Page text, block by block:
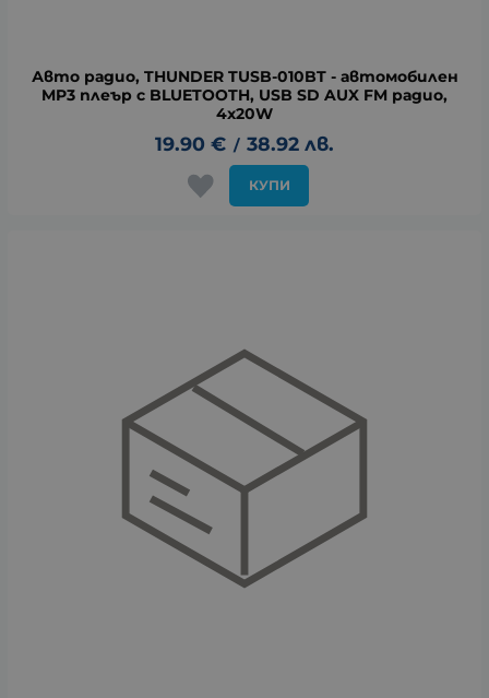
Авто радио, THUNDER TUSB-010BT - автомобилен
MP3 плеър с BLUETOOTH, USB SD AUX FM радио,
4x20W
19.90 € / 38.92 лв.
КУПИ